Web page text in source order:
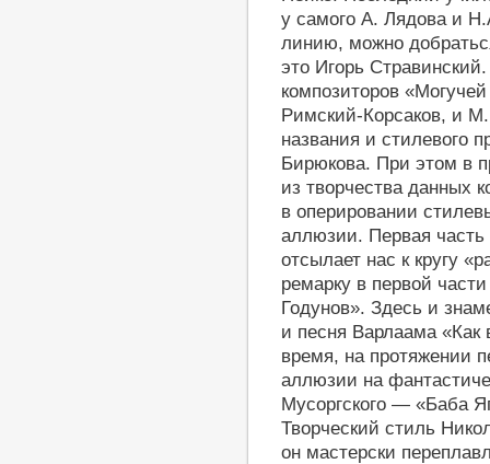
у самого А. Лядова и
линию, можно
это Игорь
композиторов
Римский-Корсаков, и
названия и стилевого
Бирюкова. При этом в
из творчества данных
в оперировании
аллюзии. Первая
отсылает нас к кругу
ремарку в первой
Годунов». Здесь и
и песня Варлаама «Как
время, на протяжении
аллюзии на
Мусоргского — «Баба
Творческий стиль
он мастерски